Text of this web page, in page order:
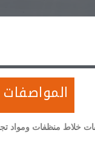
المواصفات
خلاط منظفات ومواد